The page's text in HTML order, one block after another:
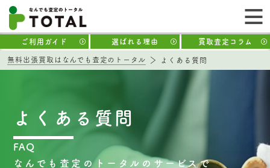
ご利用ガイド 選ばれる理由 買取査定コラム
無料出張買取はなんでも査定のトータル よくある質問
よくある質問
FAQ